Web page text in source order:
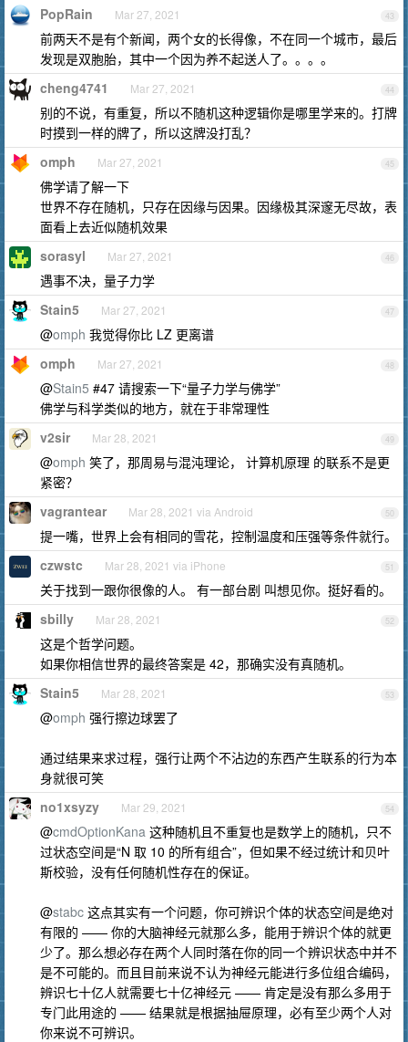
43
PopRain Mar 27, 2021
前两天不是有个新闻，两个女的长得像，不在同一个城市，最后
发现是双胞胎，其中一个因为养不起送人了。。。。
44
cheng4741 Mar 27, 2021
别的不说，有重复，所以不随机这种逻辑你是哪里学来的。打牌
时摸到一样的牌了，所以这牌没打乱？
45
omph Mar 27, 2021
佛学请了解一下
世界不存在随机，只存在因缘与因果。因缘极其深邃无尽故，表
面看上去近似随机效果
46
sorasyl Mar 27, 2021
遇事不决，量子力学
47
Stain5 Mar 27, 2021
@omph 我觉得你比 LZ 更离谱
48
omph Mar 27, 2021
@Stain5 #47 请搜索一下“量子力学与佛学”
佛学与科学类似的地方，就在于非常理性
49
v2sir Mar 28, 2021
@omph 笑了，那周易与混沌理论， 计算机原理 的联系不是更
紧密？
50
vagrantear Mar 28, 2021 via Android
提一嘴，世界上会有相同的雪花，控制温度和压强等条件就行。
51
czwstc Mar 28, 2021 via iPhone
关于找到一跟你很像的人。 有一部台剧 叫想见你。挺好看的。
52
sbilly Mar 28, 2021
这是个哲学问题。
如果你相信世界的最终答案是 42，那确实没有真随机。
53
Stain5 Mar 28, 2021
@omph 强行擦边球罢了
通过结果来求过程，强行让两个不沾边的东西产生联系的行为本
身就很可笑
54
no1xsyzy Mar 29, 2021
@cmdOptionKana 这种随机且不重复也是数学上的随机，只不
过状态空间是“N 取 10 的所有组合”，但如果不经过统计和贝叶
斯校验，没有任何随机性存在的保证。
@stabc 这点其实有一个问题，你可辨识个体的状态空间是绝对
有限的 —— 你的大脑神经元就那么多，能用于辨识个体的就更
少了。那么想必存在两个人同时落在你的同一个辨识状态中并不
是不可能的。而且目前来说不认为神经元能进行多位组合编码，
辨识七十亿人就需要七十亿神经元 —— 肯定是没有那么多用于
专门此用途的 —— 结果就是根据抽屉原理，必有至少两个人对
你来说不可辨识。